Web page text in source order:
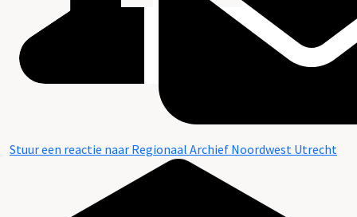
Stuur een reactie naar Regionaal Archief Noordwest Utrecht